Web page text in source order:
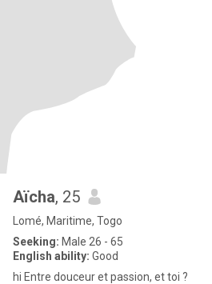
Aïcha, 25
Lomé, Maritime, Togo
Seeking: Male 26 - 65
English ability: Good
hi Entre douceur et passion, et toi ?